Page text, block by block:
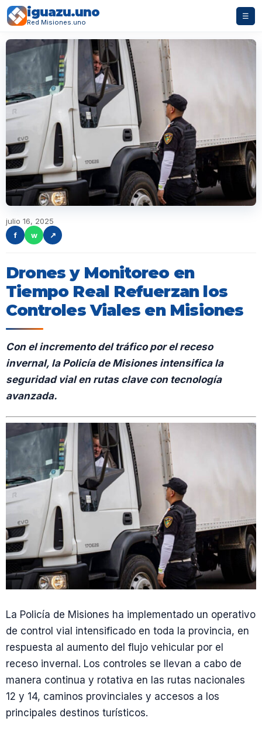
iguazu.uno
Red Misiones.uno
☰
julio 16, 2025
f
w ↗
Drones y Monitoreo en
Tiempo Real Refuerzan los
Controles Viales en Misiones
Con el incremento del tráfico por el receso
invernal, la Policía de Misiones intensifica la
seguridad vial en rutas clave con tecnología
avanzada.
La Policía de Misiones ha implementado un operativo
de control vial intensificado en toda la provincia, en
respuesta al aumento del flujo vehicular por el
receso invernal. Los controles se llevan a cabo de
manera continua y rotativa en las rutas nacionales
12 y 14, caminos provinciales y accesos a los
principales destinos turísticos.